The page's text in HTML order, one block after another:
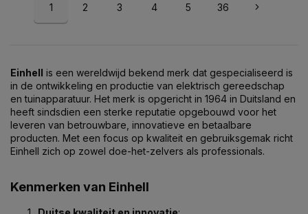
1 2 3 4 5 36
Einhell is een wereldwijd bekend merk dat gespecialiseerd is
in de ontwikkeling en productie van elektrisch gereedschap
en tuinapparatuur. Het merk is opgericht in 1964 in Duitsland en
heeft sindsdien een sterke reputatie opgebouwd voor het
leveren van betrouwbare, innovatieve en betaalbare
producten. Met een focus op kwaliteit en gebruiksgemak richt
Einhell zich op zowel doe-het-zelvers als professionals.
Kenmerken van Einhell